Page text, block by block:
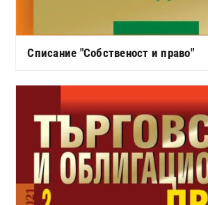
Списание "Собственост и право"